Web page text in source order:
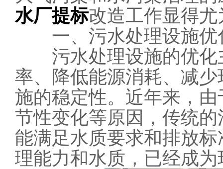
水厂提标改造工作显得尤
一、污水处理设施优
污水处理设施的优化
率、降低能源消耗、减
施的稳定性。近年来，
节性变化等原因，传统
能满足水质要求和排放
理能力和水质，已经成